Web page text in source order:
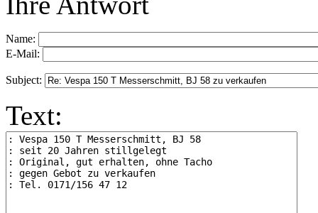
Name:
E-Mail:
Subject:
Text: